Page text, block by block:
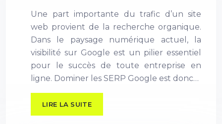
Une part importante du trafic d’un site
web provient de la recherche organique.
Dans le paysage numérique actuel, la
visibilité sur Google est un pilier essentiel
pour le succès de toute entreprise en
ligne. Dominer les SERP Google est donc…
LIRE LA SUITE